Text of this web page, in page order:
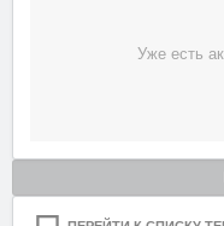
Уже есть